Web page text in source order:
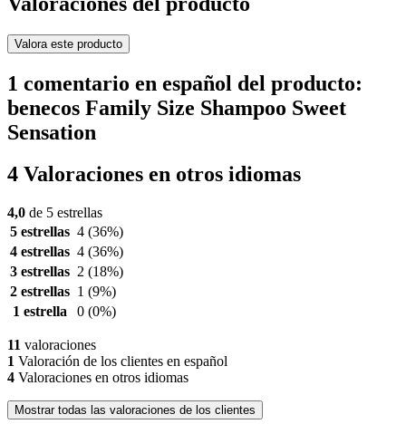
Valora este producto
1 comentario en español del producto:
benecos Family Size Shampoo Sweet
Sensation
4 Valoraciones en otros idiomas
4,0 de 5 estrellas
5 estrellas 4 (36%)
4 estrellas 4 (36%)
3 estrellas 2 (18%)
2 estrellas 1 (9%)
1 estrella
0 (0%)
11 valoraciones
1 Valoración de los clientes en español
4 Valoraciones en otros idiomas
Mostrar todas las valoraciones de los clientes